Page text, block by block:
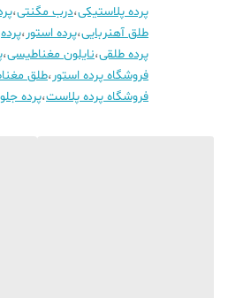
پرده پلاستیکی،درب مگنتی،
طلق آهنربایی،پرده استور،پرده
پرده طلقی،نایلون مغناطیسی،
فروشگاه پرده استور،طلق
فروشگاه پرده پلاست،پرده